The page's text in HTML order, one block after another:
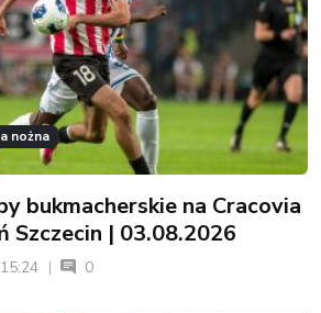
nożna
bukmacherskie na Cracovia
Szczecin | 03.08.2026
0